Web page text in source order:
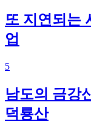
또 지연되는
업
5
남도의 금강
덕룡산